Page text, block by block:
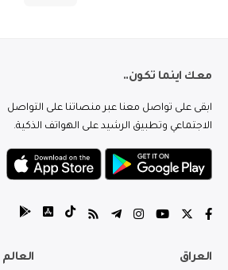
معك اينما تكون..
ابقى على تواصل معنا عبر منصاتنا على التواصل
الاجتماعي وتطبيق الرشيد على الهواتف الذكية.
العراق العالم